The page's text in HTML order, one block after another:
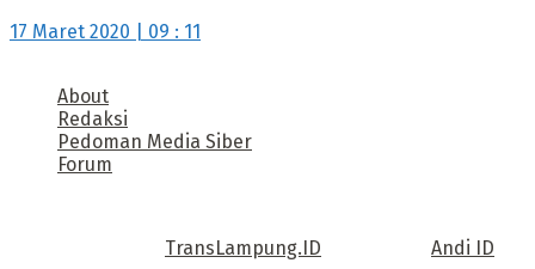
17 Maret 2020 | 09 : 11
About
Redaksi
Pedoman Media Siber
Forum
TransLampung.ID Andi ID